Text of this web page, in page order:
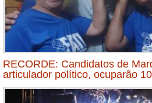
RECORDE: Candidatos de
articulador político, ocuparão